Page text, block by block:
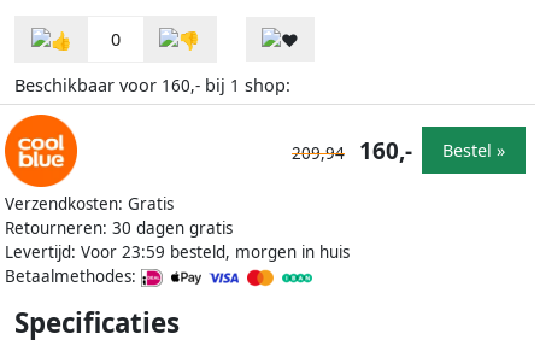
0
Beschikbaar voor 160,- bij 1 shop:
Verzendkosten: Gratis
Retourneren: 30 dagen gratis
Levertijd: Voor 23:59 besteld, morgen in huis
Betaalmethodes:
209,94 160,- Bestel »
Specificaties